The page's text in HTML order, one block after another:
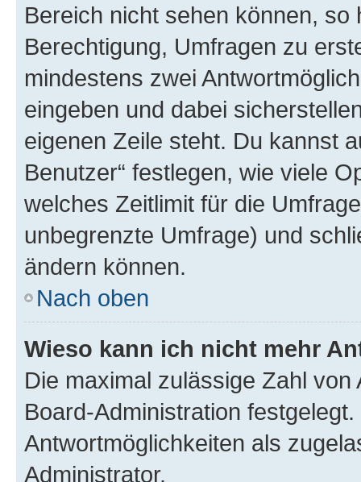
Bereich nicht sehen können,
Berechtigung, Umfragen zu
mindestens zwei
eingeben und dabei
eigenen Zeile steht. Du kannst
Benutzer“ festlegen, wie viele
welches Zeitlimit für die
unbegrenzte Umfrage) und
ändern können.
Nach oben
Wieso kann ich nicht mehr
Die maximal zulässige Zahl
Board-Administration
Antwortmöglichkeiten als
Administrator.